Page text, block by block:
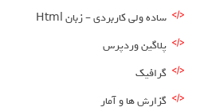
ساده ولی کاربردی – زبان Html
پلاگین وردپرس
گرافیک
گزارش ها و آمار